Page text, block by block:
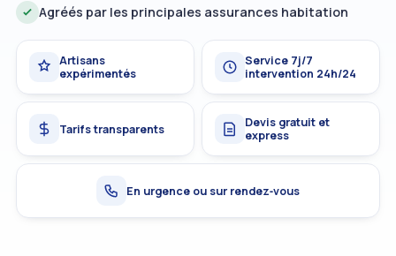
Agréés par les principales assurances habitation
Artisans
expérimentés
Service 7j/7
intervention 24h/24
Tarifs transparents
Devis gratuit et
express
En urgence ou sur rendez‑vous